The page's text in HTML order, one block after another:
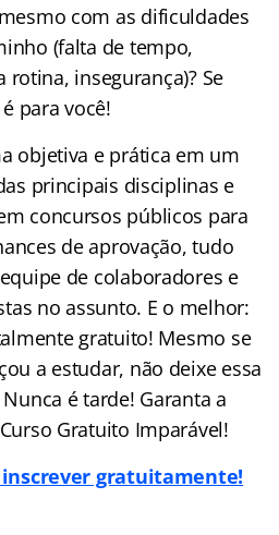
com as dificuldades
(falta de tempo,
insegurança)? Se
para você!
objetiva e prática em um
principais disciplinas e
concursos públicos para
de aprovação, tudo
de colaboradores e
no assunto. E o melhor:
gratuito! Mesmo se
a estudar, não deixe essa
é tarde! Garanta a
Gratuito Imparável!
inscrever gratuitamente!